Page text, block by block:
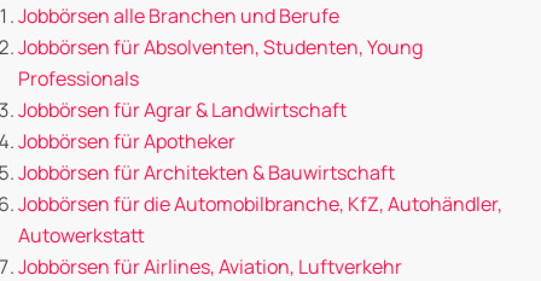
Jobbörsen alle Branchen und Berufe
Jobbörsen für Absolventen, Studenten, Young
Professionals
Jobbörsen für Agrar & Landwirtschaft
Jobbörsen für Apotheker
Jobbörsen für Architekten & Bauwirtschaft
Jobbörsen für die Automobilbranche, KfZ, Autohändler,
Autowerkstatt
Jobbörsen für Airlines, Aviation, Luftverkehr